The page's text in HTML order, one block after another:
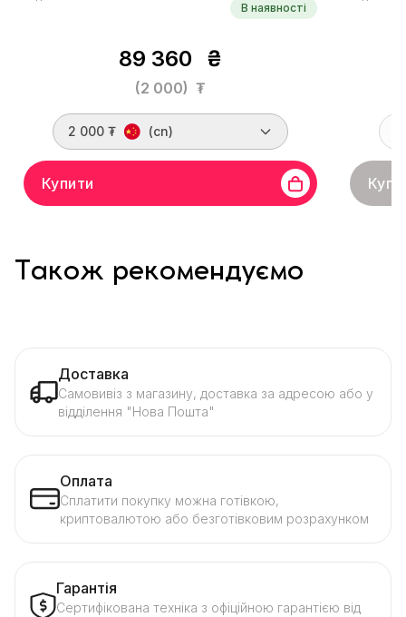
В наявності
89 360 ₴
(2 000) ₮
2 000 ₮ (cn)
Купити
Також рекомендуємо
Доставка
Самовивіз з магазину, доставка за адресою або у
відділення "Нова Пошта"
Оплата
Сплатити покупку можна готівкою,
криптовалютою або безготівковим розрахунком
Гарантія
Сертифікована техніка з офіційною гарантією від